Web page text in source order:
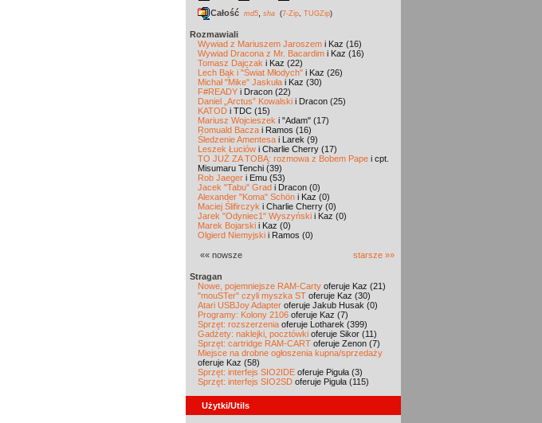
Całość md5 sha (7-Zip TUGZip)
Rozmawiali
Wywiad z Mariuszem Jaroszem i Kaz (16)
Wywiad Dracona z Mr. Bacardim i Kaz (16)
Tomasz Dajczak i Kaz (22)
Lech Bąk i "Świat Młodych" i Kaz (26)
Michał "Mike" Jaskuła i Kaz (30)
F#READY i Dracon (22)
Daniel „Arctus” Kowalski i Dracon (25)
KATOD i TDC (15)
Mariusz Wojcieszek i "Adam" (17)
Romuald Bacza i Ramos (16)
Śledzenie Amentesa i Larek (9)
Leszek Łuciów i Charlie Cherry (17)
TO JUŻ ZA TOBĄ: rozmowa z Bobem Pape i cpt.
Misumaru Tenchi (39)
Rob Jaeger i Emu (53)
Jacek "Tabu" Grad i Dracon (0)
Alexander "Koma" Schön i Kaz (0)
Maciej Ślifirczyk i Charlie Cherry (0)
Jarek "Odyniec1" Wyszyński i Kaz (0)
Marek Bojarski i Kaz (0)
Olgierd Niemyjski i Ramos (0)
«« nowsze starsze »»
Stragan
Nowe, pojemniejsze RAM-Carty oferuje Kaz (21)
"mouSTer" czyli myszka ST oferuje Kaz (30)
Atari USBJoy Adapter oferuje Jakub Husak (0)
Programy: Kolony 2106 oferuje Kaz (7)
Sprzęt: rozszerzenia oferuje Lotharek (399)
Gadżety: naklejki, pocztówki oferuje Sikor (11)
Sprzęt: cartridge RAM-CART oferuje Zenon (7)
Miejsce na drobne ogłoszenia kupna/sprzedaży
oferuje Kaz (58)
Sprzęt: interfejs SIO2IDE oferuje Piguła (3)
Sprzęt: interfejs SIO2SD oferuje Piguła (115)
Użytki/Utils